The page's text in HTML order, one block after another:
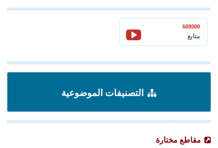
608000
متابع
التصنيفات الموضوعية
مقاطع مختارة